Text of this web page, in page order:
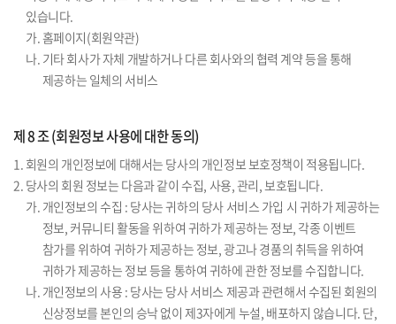
있습니다.
가. 홈페이지(회원약관)
나. 기타 회사가 자체 개발하거나 다른 회사와의 협력 계약 등을 통해
제공하는 일체의 서비스
제 8 조 (회원정보 사용에 대한 동의)
1. 회원의 개인정보에 대해서는 당사의 개인정보 보호정책이 적용됩니다.
2. 당사의 회원 정보는 다음과 같이 수집, 사용, 관리, 보호됩니다.
가. 개인정보의 수집 : 당사는 귀하의 당사 서비스 가입 시 귀하가 제공하는
정보, 커뮤니티 활동을 위하여 귀하가 제공하는 정보, 각종 이벤트
참가를 위하여 귀하가 제공하는 정보, 광고나 경품의 취득을 위하여
귀하가 제공하는 정보 등을 통하여 귀하에 관한 정보를 수집합니다.
나. 개인정보의 사용 : 당사는 당사 서비스 제공과 관련해서 수집된 회원의
신상정보를 본인의 승낙 없이 제3자에게 누설, 배포하지 않습니다. 단,